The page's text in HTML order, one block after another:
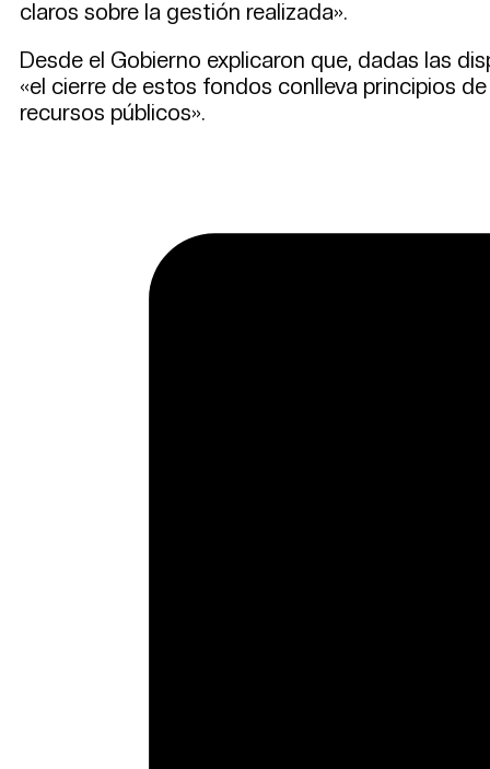
claros sobre la gestión realizada».
Desde el Gobierno explicaron que, dadas las
«el cierre de estos fondos conlleva principios
recursos públicos».